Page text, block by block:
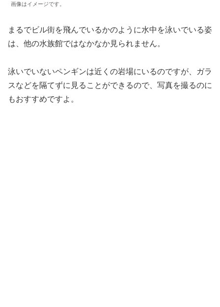
画像はイメージです。
まるでビル街を飛んでいるかのように水中を泳いでいる姿
は、他の水族館ではなかなか見られません。
泳いでいないペンギンは近くの岩場にいるのですが、ガラ
スなどを隔てずに見ることができるので、写真を撮るのに
もおすすめですよ。